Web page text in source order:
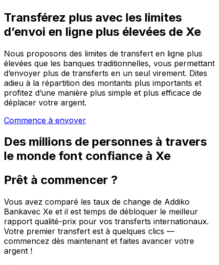
Transférez plus avec les limites
d’envoi en ligne plus élevées de Xe
Nous proposons des limites de transfert en ligne plus
élevées que les banques traditionnelles, vous permettant
d’envoyer plus de transferts en un seul virement. Dites
adieu à la répartition des montants plus importants et
profitez d’une manière plus simple et plus efficace de
déplacer votre argent.
Commence à envoyer
Des millions de personnes à travers
le monde font confiance à Xe
Prêt à commencer ?
Vous avez comparé les taux de change de Addiko
Bankavec Xe et il est temps de débloquer le meilleur
rapport qualité-prix pour vos transferts internationaux.
Votre premier transfert est à quelques clics —
commencez dès maintenant et faites avancer votre
argent !